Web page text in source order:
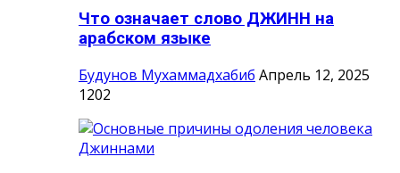
Что означает слово ДЖИНН на
арабском языке
Будунов Мухаммадхабиб Апрель 12, 2025
1202